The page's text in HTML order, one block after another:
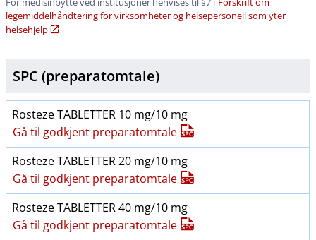
legemiddelhåndtering for virksomheter og helsepersonell som yter
helsehjelp
SPC (preparatomtale)
Rosteze TABLETTER 10 mg/10 mg
Gå til godkjent preparatomtale
Rosteze TABLETTER 20 mg/10 mg
Gå til godkjent preparatomtale
Rosteze TABLETTER 40 mg/10 mg
Gå til godkjent preparatomtale